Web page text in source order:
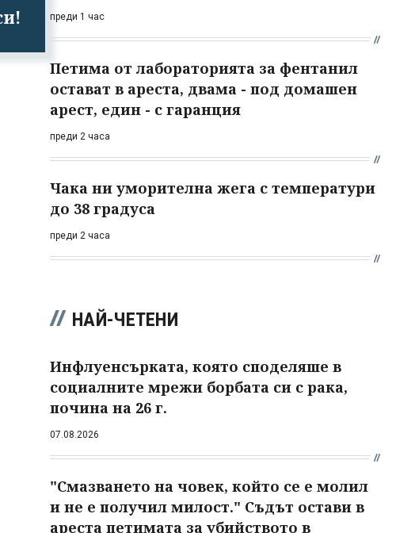
преди 1 час
Петима от лабораторията за фентанил
остават в ареста, двама - под домашен
арест, един - с гаранция
преди 2 часа
Чака ни уморителна жега с температури
до 38 градуса
преди 2 часа
НАЙ-ЧЕТЕНИ
Инфлуенсърката, която споделяше в
социалните мрежи борбата си с рака,
почина на 26 г.
07.08.2026
"Смазването на човек, който се е молил
и не е получил милост." Съдът остави в
ареста петимата за убийството в